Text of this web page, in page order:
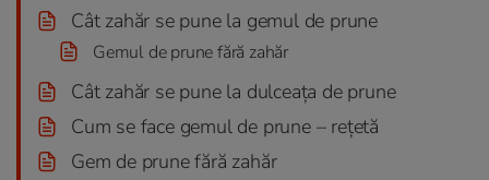
Cât zahăr se pune la gemul de prune
Gemul de prune fără zahăr
Cât zahăr se pune la dulceața de prune
Cum se face gemul de prune – rețetă
Gem de prune fără zahăr